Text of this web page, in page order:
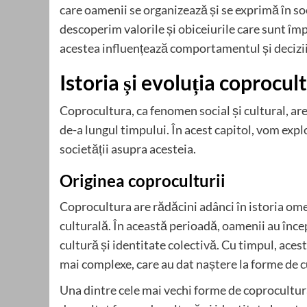
care oamenii se organizează și se exprimă în
descoperim valorile și obiceiurile care sunt
acestea influențează comportamentul și
Istoria și evoluția
Coprocultura, ca fenomen social și cultural,
de-a lungul timpului. În acest capitol, vom
societății asupra acesteia.
Originea coproculturii
Coprocultura are rădăcini adânci în istoria
culturală. În această perioadă, oamenii au
cultură și identitate colectivă. Cu timpul,
mai complexe, care au dat naștere la forme
Una dintre cele mai vechi forme de